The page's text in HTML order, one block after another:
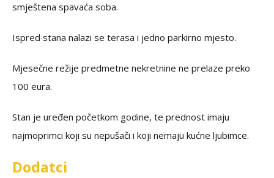
smještena spavaća soba.
Ispred stana nalazi se terasa i jedno parkirno mjesto.
Mjesečne režije predmetne nekretnine ne prelaze preko
100 eura.
Stan je uređen početkom godine, te prednost imaju
najmoprimci koji su nepušači i koji nemaju kućne ljubimce.
Dodatci